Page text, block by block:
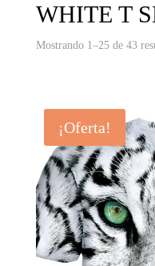
WHITE T
Mostrando 1–25 de 43
¡Oferta!